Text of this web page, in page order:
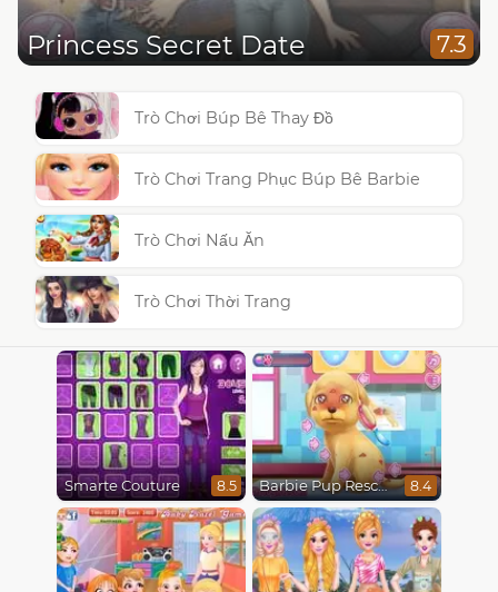
Princess Secret Date 7.3
Trò Chơi Búp Bê Thay Đồ
Trò Chơi Trang Phục Búp Bê Barbie
Trò Chơi Nấu Ăn
Trò Chơi Thời Trang
Smarte Couture 8.5 Barbie Pup Rescue 8.4